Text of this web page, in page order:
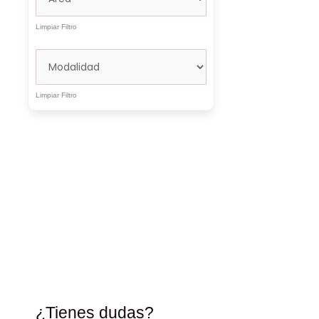
Limpiar Filtro
Limpiar Filtro
¿Tienes dudas?